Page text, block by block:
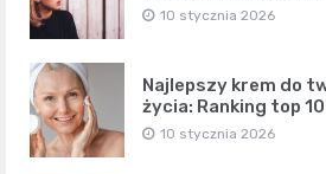
10 stycznia 2026
Najlepszy krem do
życia: Ranking top 10
10 stycznia 2026